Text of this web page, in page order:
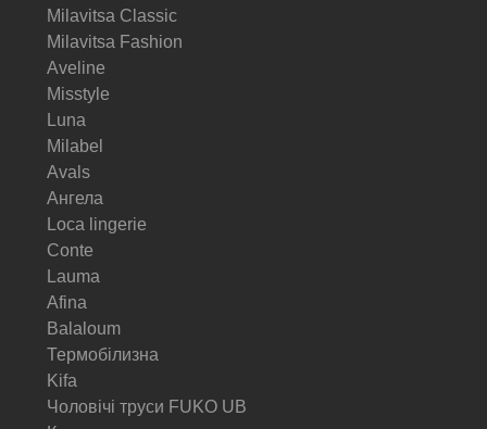
Milavitsa Classic
Milavitsa Fashion
Aveline
Misstyle
Luna
Milabel
Avals
Ангела
Loca lingerie
Conte
Lauma
Afina
Balaloum
Термобілизна
Kifa
Чоловічі труси FUKO UB